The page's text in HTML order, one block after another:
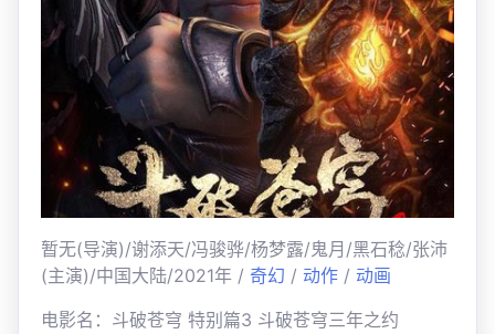
暂无(导演)/谢添天/冯骏骅/杨梦露/鬼月/黑石稔/张沛
(主演)/中国大陆/2021年 / 奇幻 / 动作 / 动画
电影名：斗破苍穹 特别篇3 斗破苍穹三年之约